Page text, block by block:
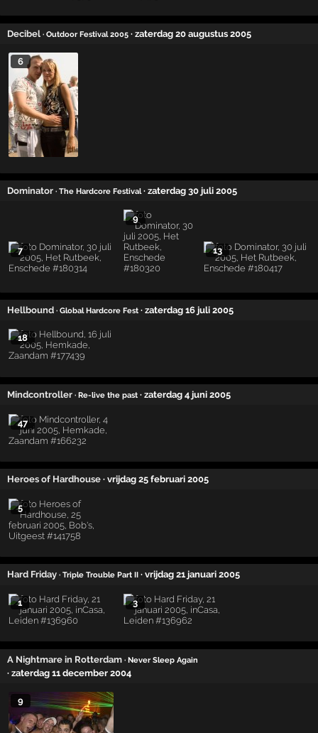
Decibel · Outdoor Festival 2005 · zaterdag 20 augustus 2005
6
Dominator · The Hardcore Festival · zaterdag 30 juli 2005
7
9
13
Hellbound · Global Hardcore Fest · zaterdag 16 juli 2005
18
Mindcontroller · Re-live the past · zaterdag 4 juni 2005
47
Heroes of Hardhouse · vrijdag 25 februari 2005
5
Hard Friday · Triple Trouble Part II · vrijdag 21 januari 2005
1 3
A Nightmare in Rotterdam · Never Sleep Again
· zaterdag 11 december 2004
9